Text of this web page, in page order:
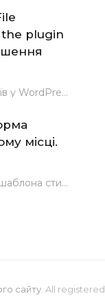
plugin
Під час локалізації тем або плагінів у WordPress за допомогою популярного інструменту Loco Translate розробники…
місці.
Вже кілька разів під час верстки шаблона стикалися з проблемою, коли замість контактної форми, згенерованої…
сайту . All registered.